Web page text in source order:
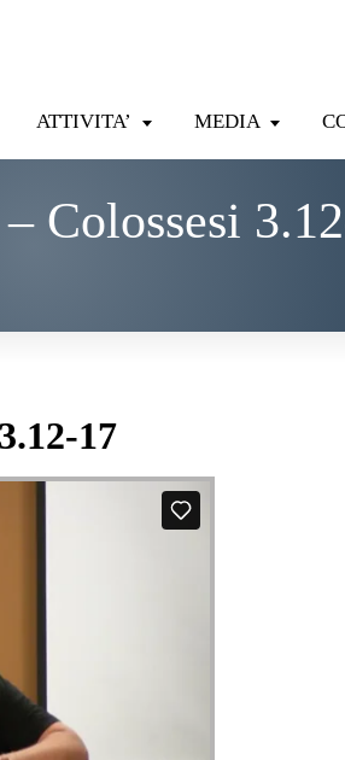
ATTIVITA’ MEDIA
Colossesi
17